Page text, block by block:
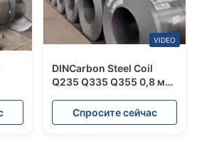
VIDEO
DINCarbon Steel Coil
Q235 Q335 Q355 0,8 мм
декорации зданий
Спросите сейчас